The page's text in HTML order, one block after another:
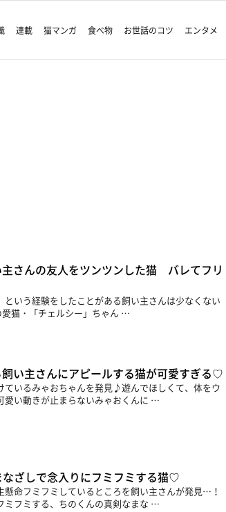
連載 猫マンガ 食べ物 お世話のコツ エンタメ
さんの友人をツンツンした猫 バレてフリ
という経験をしたことがある飼い主さんは少なくない
猫・「チェルシー」ちゃん …
飼い主さんにアピールする猫が可愛すぎる♡
いるみゃおちゃんを発見♪遊んでほしくて、体をウ
愛い動きが止まらないみゃおくんに …
ざしで念入りにフミフミする猫♡
命フミフミしているところを飼い主さんが発見…！
ミフミする、ちのくんの真剣なまな …